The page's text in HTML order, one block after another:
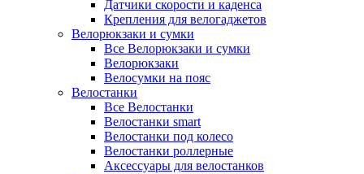
Датчики скорости и каденса
Крепления для велогаджетов
Велорюкзаки и сумки
Все Велорюкзаки и сумки
Велорюкзаки
Велосумки на пояс
Велостанки
Все Велостанки
Велостанки smart
Велостанки под колесо
Велостанки роллерные
Аксессуары для велостанков